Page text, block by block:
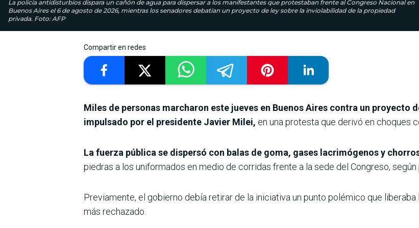
La policía antidisturbios dispara un cañón de agua para dispersar a los manifestantes que protestaban frente al Congreso Nacional en
Buenos Aires el 6 de agosto de 2026, mientras los senadores debatían un proyecto de ley sobre la inviolabilidad de la propiedad
privada. Foto: AFP
Compartir en redes
Miles de personas marcharon este jueves en Buenos Aires contra un proyecto
impulsado por el presidente Javier Milei, en una protesta que derivó en choques
La fuerza pública se dispersó con balas de goma, gases lacrimógenos y
piedras a los uniformados en medio de corridas frente a la sede del Congreso, según
Previamente, el gobierno debía retirar de la iniciativa un punto polémico que
más rechazado.